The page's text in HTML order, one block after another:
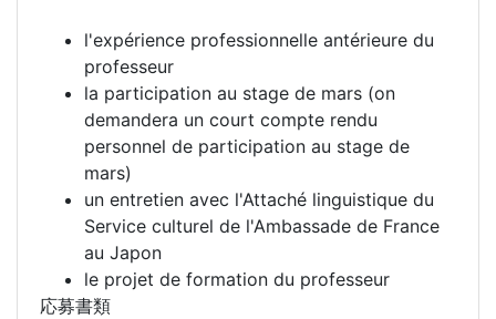
l'expérience professionnelle antérieure du
professeur
la participation au stage de mars (on
demandera un court compte rendu
personnel de participation au stage de
mars)
un entretien avec l'Attaché linguistique du
Service culturel de l'Ambassade de France
au Japon
le projet de formation du professeur
応募書類